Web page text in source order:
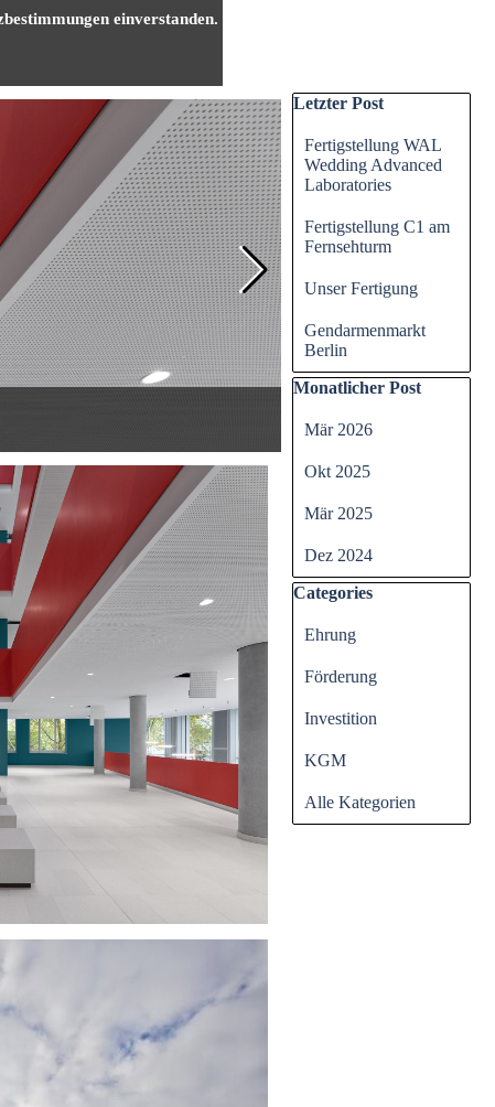
einverstanden.
Kontakt
Block überspringen
Letzter Post
Fertigstellung WAL
Wedding Advanced
Laboratories
Fertigstellung C1 am
Fernsehturm
Unser Fertigung
Gendarmenmarkt
Berlin
Block überspringen
Monatlicher Post
Mär 2026
Okt 2025
Mär 2025
Dez 2024
Block überspringen
Categories
Ehrung
Förderung
Investition
KGM
Alle Kategorien